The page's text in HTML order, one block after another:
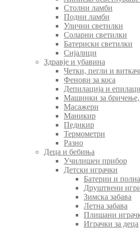
Столни ламби
Подни ламби
Улични светилки
Соларни светилки
Батериски светилки
Сијалици
Здравје и убавина
Четки, пегли и
Фенови за коса
Депилација и
Машинки за
Масажери
Маникир
Педикир
Термометри
Разно
Деца и бебиња
Училишен прибор
Детски играчки
Батерии и
Друштвени
Зимска забава
Летна забава
Плишани
Играчки за деца